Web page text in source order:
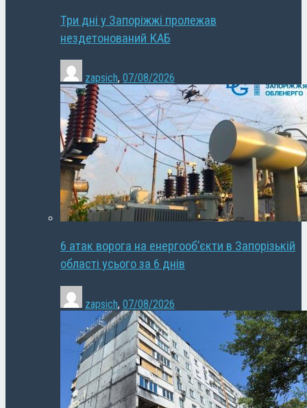
Три дні у Запоріжжі пролежав
нездетонований КАБ
zapsich, 07/08/2026
6 атак ворога на енергооб’єкти в Запорізькій
області усього за 6 днів
zapsich, 07/08/2026